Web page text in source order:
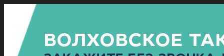
Найти:
ГЛАВНАЯ ПОЛИТИКАПРОИСШЕСТВИЯ ПРОКУРАТУРАСПОРТ